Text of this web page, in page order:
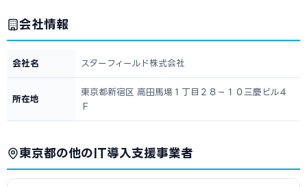
会社情報
会社名 スターフィールド株式会社
所在地
東京都新宿区 高田馬場１丁目２８－１０三慶ビル４
Ｆ
東京都の他のIT導入支援事業者